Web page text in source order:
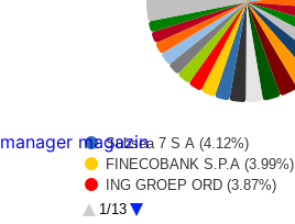
Subsea 7 S A (4.12%)
FINECOBANK S.P.A (3.99%)
ING GROEP ORD (3.87%)
ASML Holding (3.85%)
1/13
manager magazin